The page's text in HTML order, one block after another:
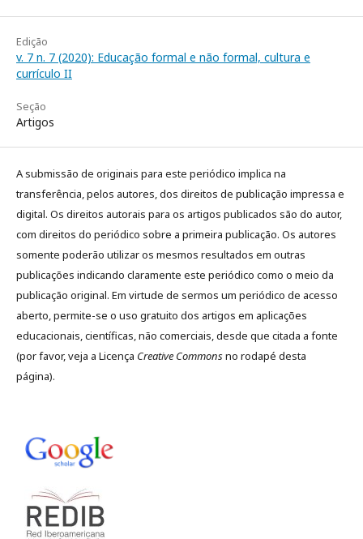
Edição
v. 7 n. 7 (2020): Educação formal e não formal, cultura e
currículo II
Seção
Artigos
A submissão de originais para este periódico implica na
transferência, pelos autores, dos direitos de publicação impressa e
digital. Os direitos autorais para os artigos publicados são do autor,
com direitos do periódico sobre a primeira publicação. Os autores
somente poderão utilizar os mesmos resultados em outras
publicações indicando claramente este periódico como o meio da
publicação original. Em virtude de sermos um periódico de acesso
aberto, permite-se o uso gratuito dos artigos em aplicações
educacionais, científicas, não comerciais, desde que citada a fonte
(por favor, veja a Licença Creative Commonsno rodapé desta
página).